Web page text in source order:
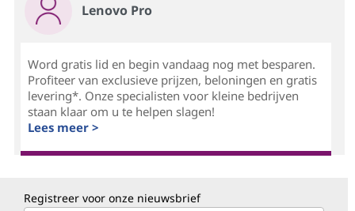
Lenovo Pro
Word gratis lid en begin vandaag nog met besparen.
Profiteer van exclusieve prijzen, beloningen en gratis
levering*. Onze specialisten voor kleine bedrijven
staan klaar om u te helpen slagen!
Lees meer >
Registreer voor onze nieuwsbrief